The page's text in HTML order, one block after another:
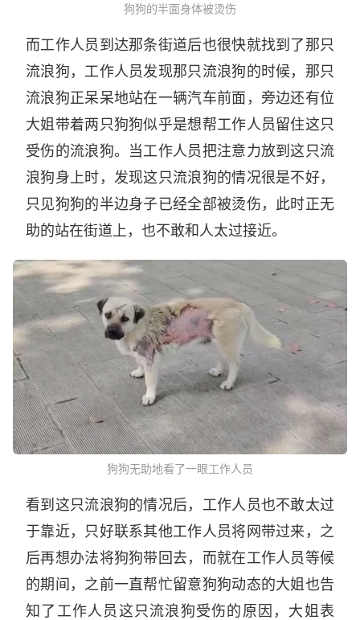
狗狗的半面身体被烫伤
而工作人员到达那条街道后也很快就找到了那只
流浪狗，工作人员发现那只流浪狗的时候，那只
流浪狗正呆呆地站在一辆汽车前面，旁边还有位
大姐带着两只狗狗似乎是想帮工作人员留住这只
受伤的流浪狗。当工作人员把注意力放到这只流
浪狗身上时，发现这只流浪狗的情况很是不好，
只见狗狗的半边身子已经全部被烫伤，此时正无
助的站在街道上，也不敢和人太过接近。
狗狗无助地看了一眼工作人员
看到这只流浪狗的情况后，工作人员也不敢太过
于靠近，只好联系其他工作人员将网带过来，之
后再想办法将狗狗带回去，而就在工作人员等候
的期间，之前一直帮忙留意狗狗动态的大姐也告
知了工作人员这只流浪狗受伤的原因，大姐表